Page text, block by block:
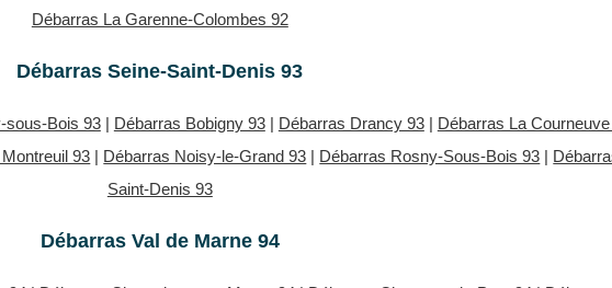
Débarras La Garenne-Colombes 92
Débarras Seine-Saint-Denis 93
sous-Bois 93| Débarras Bobigny 93| Débarras Drancy 93| Débarras La
93 | Débarras Noisy-le-Grand 93 | Débarras Rosny-Sous-Bois 93 |
Saint-Denis 93
Débarras Val de Marne 94